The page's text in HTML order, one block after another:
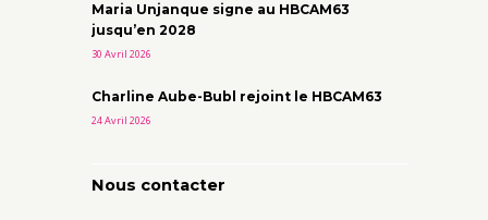
Maria Unjanque signe au HBCAM63
jusqu’en 2028
30 Avril 2026
Charline Aube-Bubl rejoint le HBCAM63
24 Avril 2026
Nous contacter